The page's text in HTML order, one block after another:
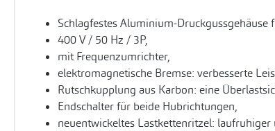
Schlagfestes Aluminium-
400 V / 50 Hz / 3P,
mit Frequenzumrichter,
elektromagnetische Bremse: verbesserte
Rutschkupplung aus Karbon: eine
Endschalter für beide Hubrichtungen,
neuentwickeltes Lastkettenritzel: